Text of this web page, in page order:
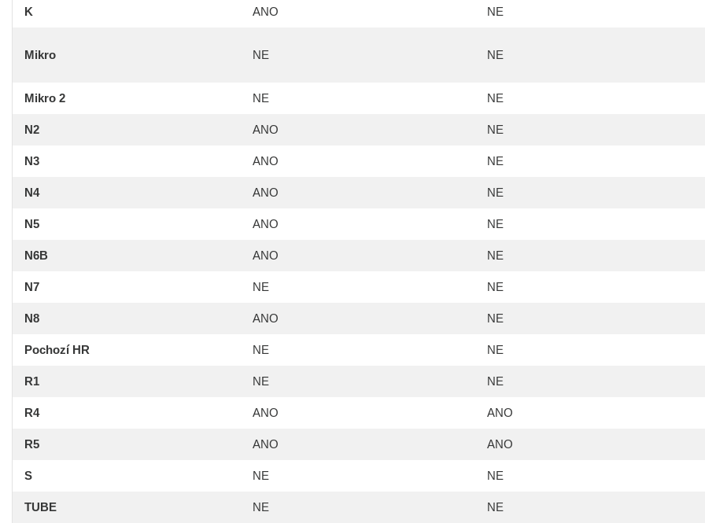
K ANO NE
Mikro NE NE
Mikro 2 NE NE
N2 ANO NE
N3 ANO NE
N4 ANO NE
N5 ANO NE
N6B ANO NE
N7 NE NE
N8 ANO NE
Pochozí HR NE NE
R1 NE NE
R4 ANO ANO
R5 ANO ANO
S NE NE
TUBE NE NE